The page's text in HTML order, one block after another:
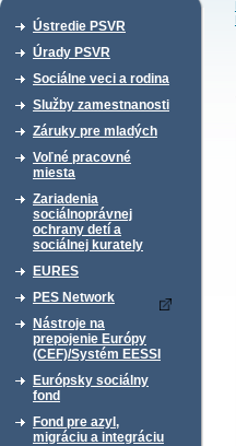
Ústredie PSVR
Úrady PSVR
Sociálne veci a rodina
Služby zamestnanosti
Záruky pre mladých
Voľné pracovné
miesta
Zariadenia
sociálnoprávnej
ochrany detí a
sociálnej kurately
EURES
PES Network
Nástroje na
prepojenie Európy
(CEF)/Systém EESSI
Európsky sociálny
fond
Fond pre azyl,
migráciu a integráciu